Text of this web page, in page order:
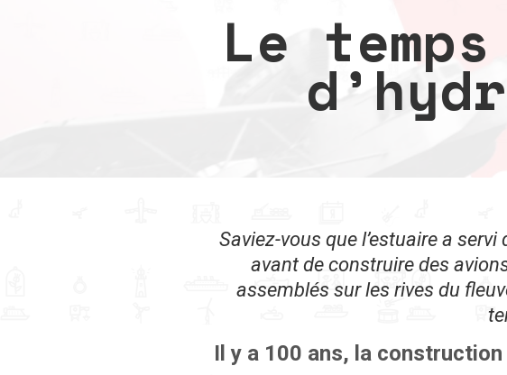
Le
Saviez-vous que l’estuaire a
avant de construire des
assemblés sur les rives du
Il y a 100 ans, la